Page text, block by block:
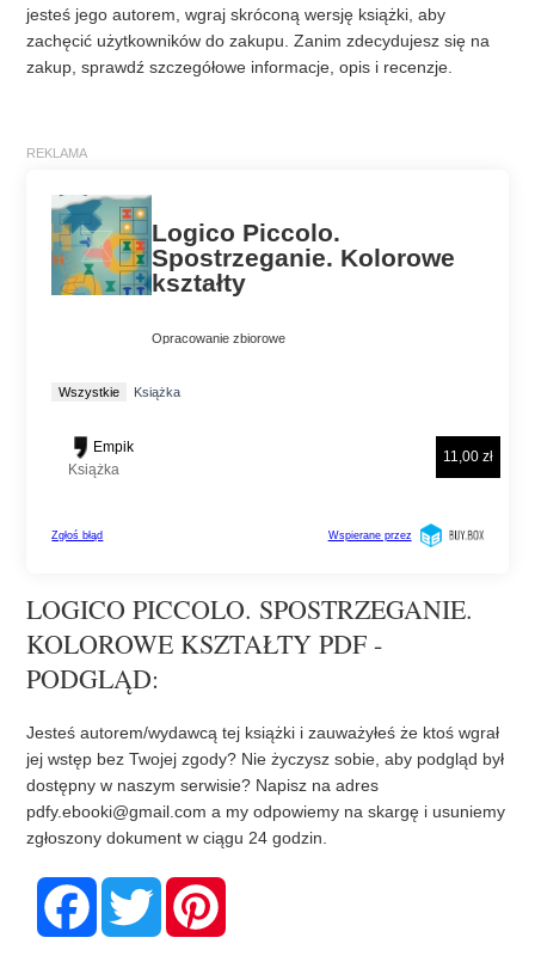
jesteś jego autorem, wgraj skróconą wersję książki, aby
zachęcić użytkowników do zakupu. Zanim zdecydujesz się na
zakup, sprawdź szczegółowe informacje, opis i recenzje.
LOGICO PICCOLO. SPOSTRZEGANIE.
KOLOROWE KSZTAŁTY PDF -
PODGLĄD:
Jesteś autorem/wydawcą tej książki i zauważyłeś że ktoś wgrał
jej wstęp bez Twojej zgody? Nie życzysz sobie, aby podgląd był
dostępny w naszym serwisie? Napisz na adres
pdfy.ebooki@gmail.com a my odpowiemy na skargę i usuniemy
zgłoszony dokument w ciągu 24 godzin.
F
T
w